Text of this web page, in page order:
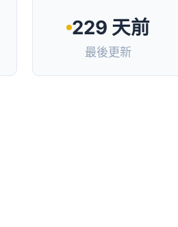
229 天前
最後更新